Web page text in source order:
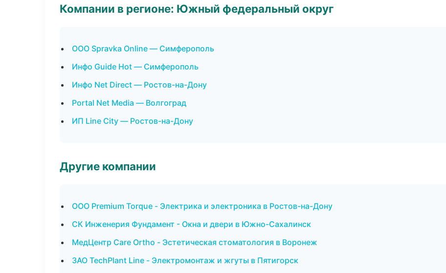
Компании в регионе: Южный федеральный округ
ООО Spravka Online — Симферополь
Инфо Guide Hot — Симферополь
Инфо Net Direct — Ростов-на-Дону
Portal Net Media — Волгоград
ИП Line City — Ростов-на-Дону
Другие компании
ООО Premium Torque - Электрика и электроника в Ростов-на-Дону
СК Инженерия Фундамент - Окна и двери в Южно-Сахалинск
МедЦентр Care Ortho - Эстетическая стоматология в Воронеж
ЗАО TechPlant Line - Электромонтаж и жгуты в Пятигорск